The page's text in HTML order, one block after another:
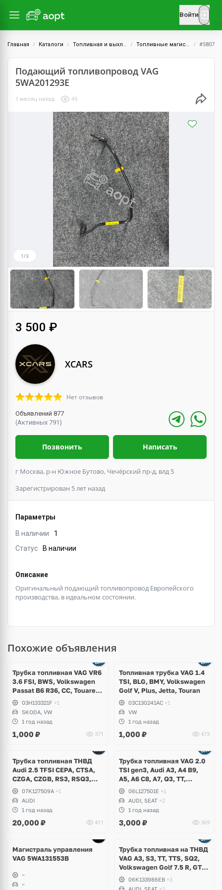
Войти
Главная Каталоги Топливная и выхлопная системы Топливные магистрали #5807
Подающий топливопровод VAG
5WA201293E
1 месяц назад 45
1/3
3 500 ₽
XCARS
Нет отзывов
Объявлений 877
(Активных 791)
Позвонить Написать
г Москва, р-н Южное Бутово, Чечёрский пр-д, влд 5
Зарегистрирован 5 лет назад
Параметры
В наличии
1
Статус
В наличии
Описание
Оригинальный подающий топливопровод Европейского
производства, в идеальном состоянии.
Похожие объявления
Трубка топливная VAG VR6
3.6 FSI, BWS, Volkswagen
Passat B6 R36, CC, Touareg
NF, Teramont, Phaeton,
Skoda Superb
03H133321F +1
SKODA, VW
1 год назад
1,000 ₽ 371
Топливная трубка VAG 1.4
TSI, BLG, BMY, Volkswagen
Golf V, Plus, Jetta, Touran
03C130241AC +1
VW
1 год назад
1,000 ₽ 473
Трубка топливная ТНВД
Audi 2.5 TFSI CEPA, CTSA,
CZGA, CZGB, RS3, RSQ3,
TTRS07K127509A +1
AUDI
1 год назад
20,000 ₽ 411
Трубка топливная VAG 2.0
TSI gen3, Audi A3, A4 B9,
A5, A6 C8, A7, Q3, TT,
Volkswagen Arteon, Passat
B8, Tiguan, T-Roc, Skoda
Kodiaq, Karoq, Octavia A8,
Superb, Seat Leon, Ateca,
Formentor
06L127501E +1
AUDI, SEAT +2
1 год назад
3,000 ₽ 369
Магистраль управления
VAG 5WA131553B
~
~
Трубка топливная на ТНВД
VAG A3, S3, TT, TTS, SQ2,
Volkswagen Golf 7.5 R, GTI,
T-Roc, Passat B8, Skoda
Octavia A8, Superb, Seat
06K133986EB +3